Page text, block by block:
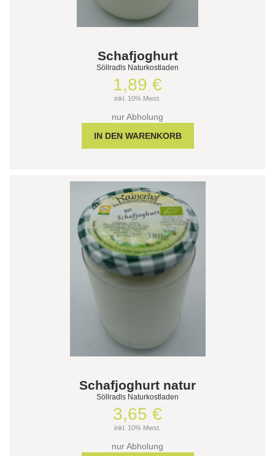
Schafjoghurt
Söllradls Naturkostladen
1,89 €
inkl. 10% Mwst.
nur Abholung
Schafjoghurt natur
Söllradls Naturkostladen
3,65 €
inkl. 10% Mwst.
nur Abholung